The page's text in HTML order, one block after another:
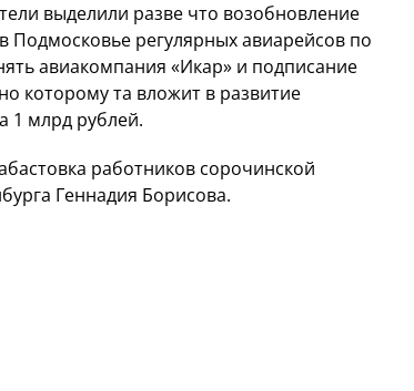
выделили разве что возобновление
Подмосковье регулярных авиарейсов по
авиакомпания «Икар» и подписание
которому та вложит в развитие
1 млрд рублей.
работников сорочинской
Геннадия Борисова.